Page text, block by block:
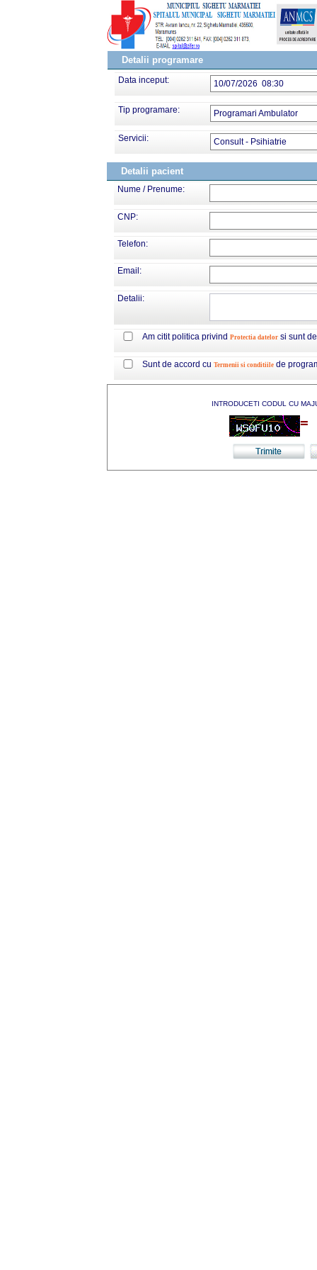
Detalii programare
Data inceput: 10/07/2026 08:30
Tip programare: Programari Ambulator
Servicii: Consult - Psihiatrie
Detalii pacient
Nume / Prenume:
CNP:
Telefon:
Email:
Detalii:
Am citit politica privind Protectia datelor si sunt
Sunt de accord cu Termenii si conditiile de
INTRODUCETI CODUL CU
=